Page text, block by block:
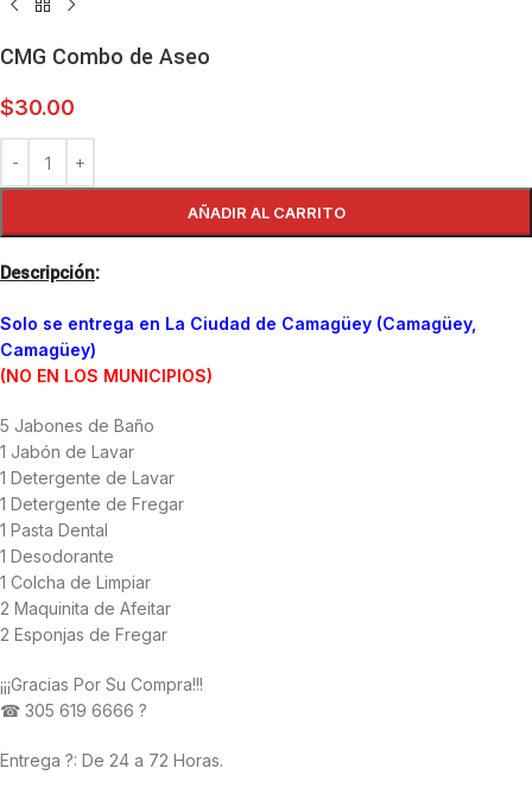
CMG Combo de Aseo
$30.00
AÑADIR AL CARRITO
Descripción:
Solo se entrega en La Ciudad de Camagüey (Camagüey,
Camagüey)
(NO EN LOS MUNICIPIOS)
5 Jabones de Baño
1 Jabón de Lavar
1 Detergente de Lavar
1 Detergente de Fregar
1 Pasta Dental
1 Desodorante
1 Colcha de Limpiar
2 Maquinita de Afeitar
2 Esponjas de Fregar
¡¡¡Gracias Por Su Compra!!!
☎ 305 619 6666 ?
Entrega ?: De 24 a 72 Horas.